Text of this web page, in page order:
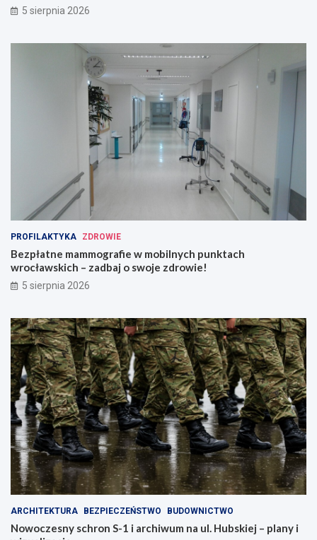
5 sierpnia 2026
PROFILAKTYKA ZDROWIE
Bezpłatne mammografie w mobilnych punktach
wrocławskich – zadbaj o swoje zdrowie!
5 sierpnia 2026
ARCHITEKTURA BEZPIECZEŃSTWO BUDOWNICTWO
Nowoczesny schron S-1 i archiwum na ul. Hubskiej – plany i